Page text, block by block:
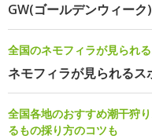
GW(ゴールデンウィー
全国のネモフィラが見られ
ネモフィラが見られるス
全国各地のおすすめ潮干狩
るもの採り方のコツも